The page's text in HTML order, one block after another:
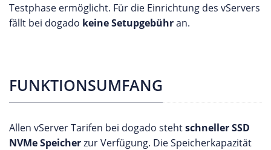
Testphase ermöglicht. Für die Einrichtung des vServers
fällt bei dogado keine Setupgebühran.
FUNKTIONSUMFANG
Allen vServer Tarifen bei dogado stehtschneller SSD
NVMe Speicherzur Verfügung. Die Speicherkapazität